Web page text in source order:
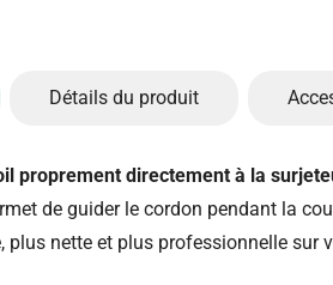
Détails du produit
proprement directement à la
de guider le cordon pendant la
plus nette et plus professionnelle sur